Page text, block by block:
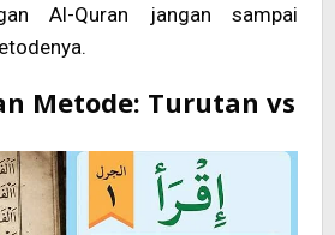
Al-Quran jangan sampai
Metode: Turutan vs